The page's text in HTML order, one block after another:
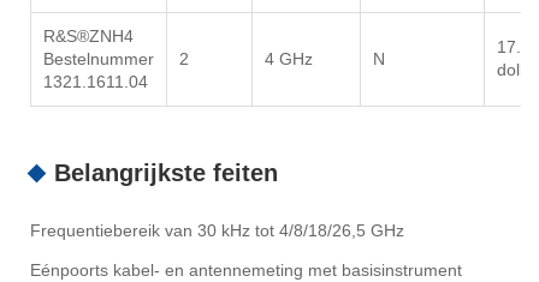
R&S®ZNH4
Bestelnummer
1321.1611.04
2 4 GHz N
dollar
Belangrijkste feiten
Frequentiebereik van 30 kHz tot 4/8/18/26,5 GHz
Eénpoorts kabel- en antennemeting met basisinstrument